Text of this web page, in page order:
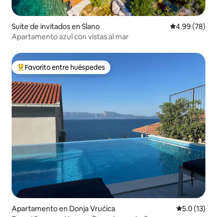
Suite de invitados en Slano Calificación
4.99 (78)
Apartamento azul con vistas al mar
Favorito entre huéspedes preferido
Favorito entre huéspedes
Apartamento en Donja Vrućica Calificación
5.0 (13)